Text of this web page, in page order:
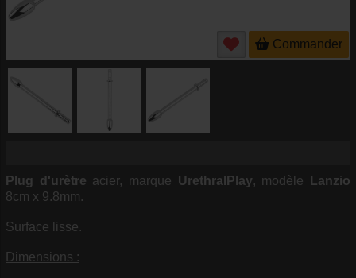
Commander
Plug d'urètre acier, marque UrethralPlay, modèle
Lanzio
8cm x 9.8mm.
Surface lisse.
Dimensions :